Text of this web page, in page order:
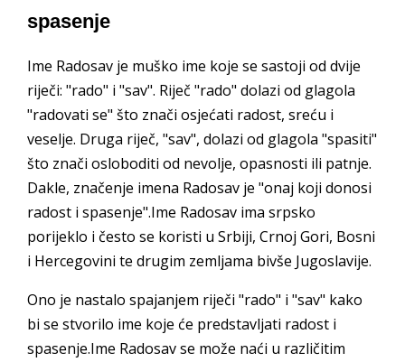
spasenje
Ime Radosav je muško ime koje se sastoji od dvije
riječi: "rado" i "sav". Riječ "rado" dolazi od glagola
"radovati se" što znači osjećati radost, sreću i
veselje. Druga riječ, "sav", dolazi od glagola "spasiti"
što znači osloboditi od nevolje, opasnosti ili patnje.
Dakle, značenje imena Radosav je "onaj koji donosi
radost i spasenje".Ime Radosav ima srpsko
porijeklo i često se koristi u Srbiji, Crnoj Gori, Bosni
i Hercegovini te drugim zemljama bivše Jugoslavije.
Ono je nastalo spajanjem riječi "rado" i "sav" kako
bi se stvorilo ime koje će predstavljati radost i
spasenje.Ime Radosav se može naći u različitim